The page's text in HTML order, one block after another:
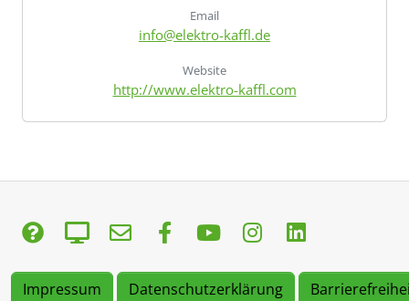
Email
info@elektro-kaffl.de
Website
http://www.elektro-kaffl.com
Impressum Datenschutzerklärung